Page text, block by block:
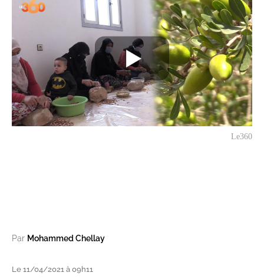
Le360
Par Mohammed Chellay
Le 11/04/2021 à 09h11